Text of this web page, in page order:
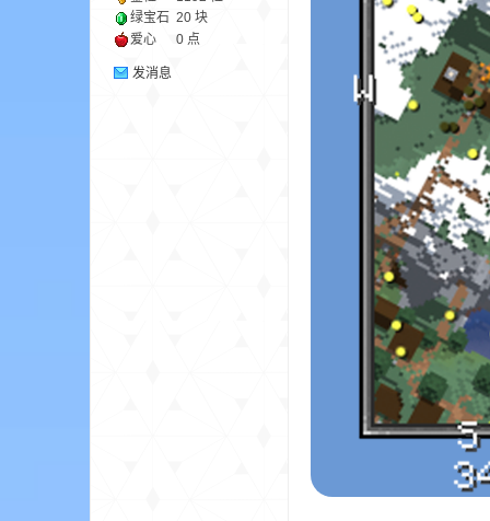
绿宝石 20 块
爱心
0 点
发消息